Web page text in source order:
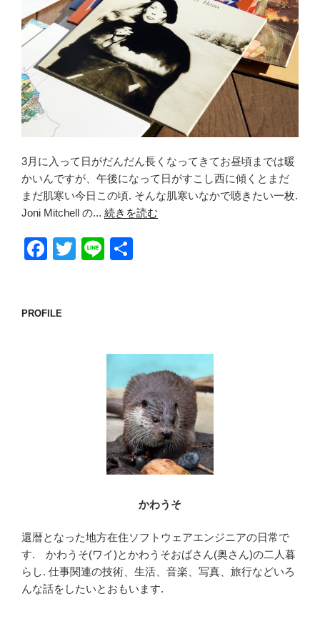
3月に入って日がだんだん長くなってきてお昼頃までは暖
かいんですが、午後になって日がすこし西に傾くとまだ
まだ肌寒い今日この頃. そんな肌寒いなかで聴きたい一枚.
Joni Mitchell の... 続きを読む
F
e
T
Li
PROFILE
かわうそ
還暦となった地方在住ソフトウェアエンジニアの日常で
す. かわうそ(ワイ)とかわうそおばさん(奥さん)の二人暮
らし. 仕事関連の技術、生活、音楽、写真、旅行などいろ
んな話をしたいとおもいます.